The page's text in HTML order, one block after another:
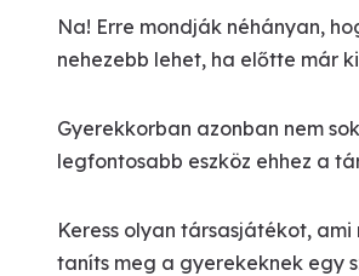
Na! Erre mondják néhányan,
nehezebb lehet, ha előtte már
Gyerekkorban azonban nem
legfontosabb eszköz ehhez a
Keress olyan társasjátékot,
taníts meg a gyerekeknek egy